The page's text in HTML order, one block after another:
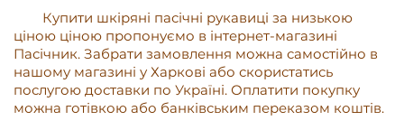
Купити шкіряні пасічні рукавиці за низькою
ціною ціною пропонуємо в інтернет-магазині
Пасічник. Забрати замовлення можна самостійно в
нашому магазині у Харкові або скористатись
послугою доставки по Україні. Оплатити покупку
можна готівкою або банківським переказом коштів.